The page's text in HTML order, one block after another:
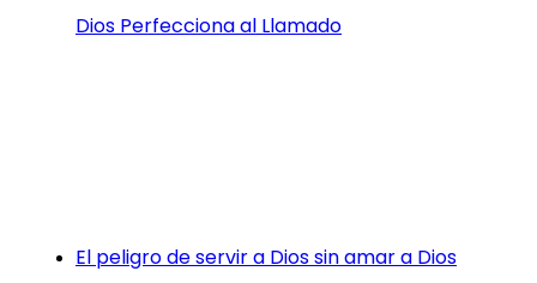
Dios Perfecciona al Llamado
El peligro de servir a Dios sin amar a Dios